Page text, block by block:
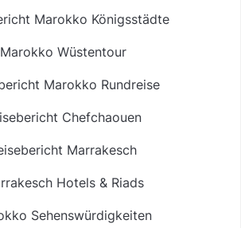
Marokko Königsstädte
Marokko Wüstentour
Marokko Rundreise
Chefchaouen
Marrakesch
Hotels & Riads
Sehenswürdigkeiten